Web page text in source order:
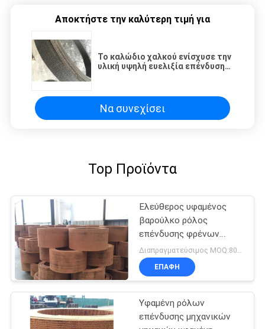
Αποκτήστε την καλύτερη τιμή για
Το καλώδιο χαλκού ενίσχυσε την
υλική υψηλή ευελιξία επένδυσης
Να συνεχίσει
Top Προϊόντα
Ελεύθερος υφαμένος
βαρούλκο ρόλος
επένδυσης φρένων
αμιάντων
ΕΠΑΦΉ
Υφαμένη ρόλων
επένδυσης μηχανικών